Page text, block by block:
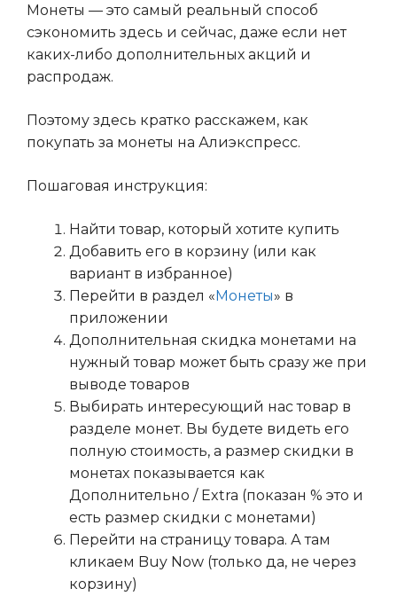
Монеты — это самый реальный способ
сэкономить здесь и сейчас, даже если нет
каких-либо дополнительных акций и
распродаж.
Поэтому здесь кратко расскажем, как
покупать за монеты на Алиэкспресс.
Пошаговая инструкция:
Найти товар, который хотите купить
Добавить его в корзину (или как
вариант в избранное)
Перейти в раздел «Монеты» в
приложении
Дополнительная скидка монетами на
нужный товар может быть сразу же при
выводе товаров
Выбирать интересующий нас товар в
разделе монет. Вы будете видеть его
полную стоимость, а размер скидки в
монетах показывается как
Дополнительно / Extra (показан % это и
есть размер скидки с монетами)
Перейти на страницу товара. А там
кликаем Buy Now (только да, не через
корзину)